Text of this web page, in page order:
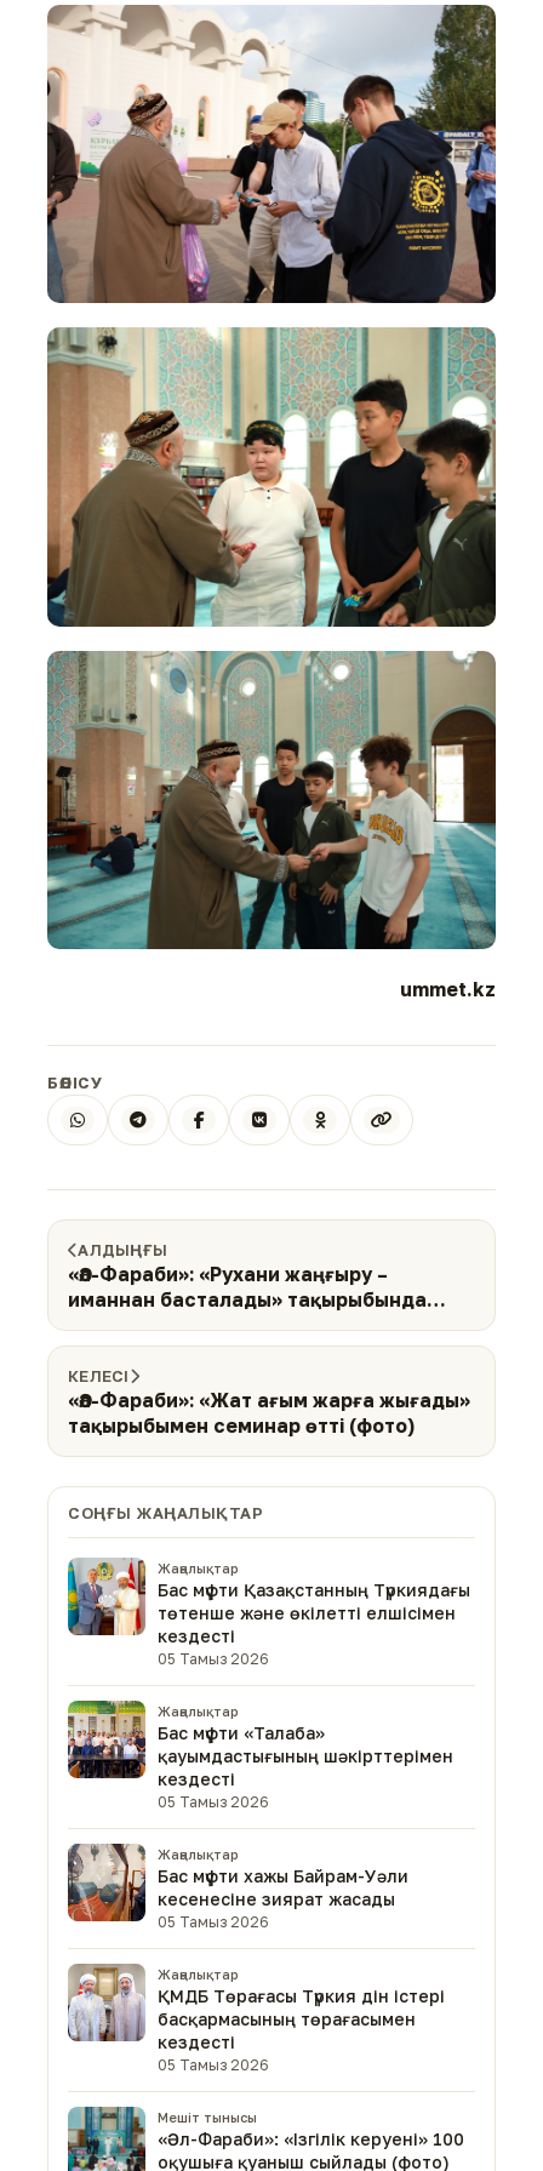
ummet.kz
БӨЛІСУ
АЛДЫҢҒЫ
«Әл-Фараби»: «Рухани жаңғыру –
иманнан басталады» тақырыбында
семинар өтті (фото)
КЕЛЕСІ
«Әл-Фараби»: «Жат ағым жарға жығады»
тақырыбымен семинар өтті (фото)
СОҢҒЫ ЖАҢАЛЫҚТАР
Жаңалықтар
Бас мүфти Қазақстанның Түркиядағы
төтенше және өкілетті елшісімен
кездесті
05 Тамыз 2026
Жаңалықтар
Бас мүфти «Талаба»
қауымдастығының шәкірттерімен
кездесті
05 Тамыз 2026
Жаңалықтар
Бас мүфти хажы Байрам-Уәли
кесенесіне зиярат жасады
05 Тамыз 2026
Жаңалықтар
ҚМДБ Төрағасы Түркия дін істері
басқармасының төрағасымен
кездесті
05 Тамыз 2026
Мешіт тынысы
«Әл-Фараби»: «Ізгілік керуені» 100
оқушыға қуаныш сыйлады (фото)